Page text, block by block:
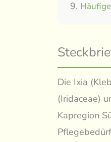
Die Ixia
(Iridaceae)
Kapregion